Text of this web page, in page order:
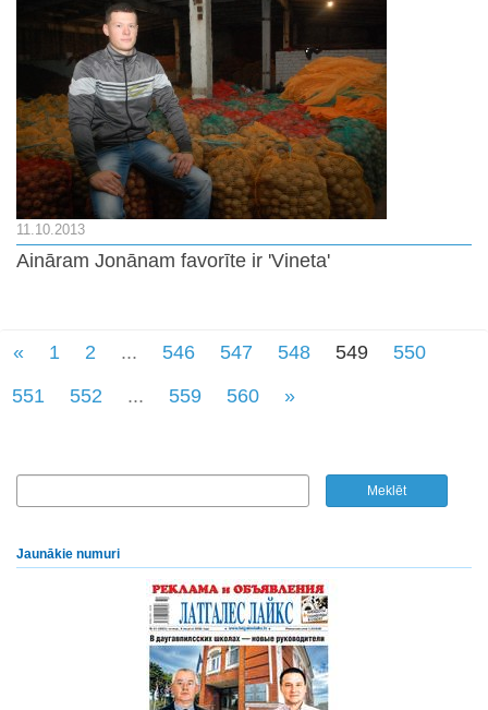
11.10.2013
Aināram Jonānam favorīte ir 'Vineta'
« 1 2 ... 546 547 548 549
550
551
552 ... 559 560 »
Jaunākie numuri